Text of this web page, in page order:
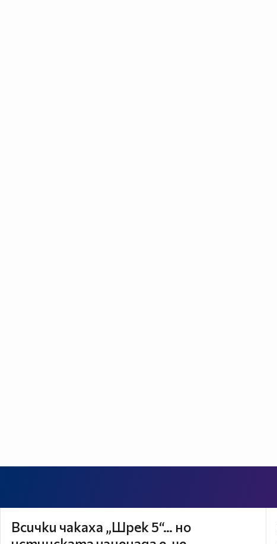
Всички чакаха „Шрек 5“… но